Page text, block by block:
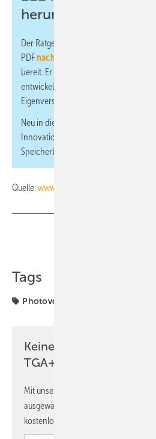
herunterladen
Der Ratgeber 2024 „222 Praxistipps
PDFnach kurzer Registrierung zum
bereit. Er wurde speziell für private
entwickelt und enthält viele Tipps rund
Eigenversorgung.
Neu in dieser Auflage sind
Innovationen bei Solarmodulen,
Speicherbatterien und E-Mobilität. Das
Quelle: www.photovoltaik.eu
Tags
Photovoltaik
Keine Zeit? Kein
TGA+E Newsletter!
Mit unserem Newsletter erhalten Sie
ausgewählte Informationen und
kostenlos direkt ins Postfach.